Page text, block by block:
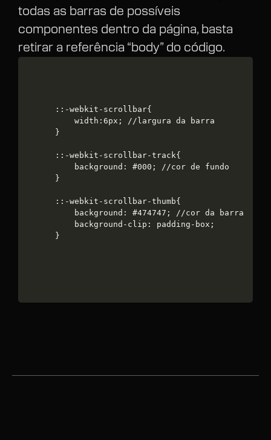
todas as barras de possíveis
componentes dentro da página, basta
retirar a referência “body” do código.
::-webkit-scrollbar{
}
::-webkit-scrollbar-track{
}
::-webkit-scrollbar-thumb{
}